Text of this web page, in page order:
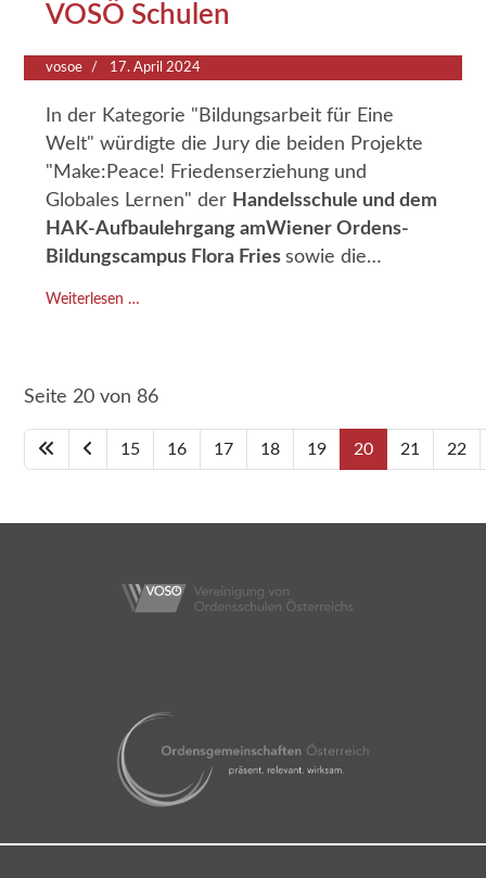
VOSÖ Schulen
vosoe 17. April 2024
In der Kategorie "Bildungsarbeit für Eine
Welt" würdigte die Jury die beiden Projekte
"Make:Peace! Friedenserziehung und
Globales Lernen" der Handelsschule und dem
HAK-Aufbaulehrgang amWiener Ordens-
Bildungscampus Flora Friessowie die
Weiterlesen …
Seite 20 von 86
15 16 17 18 19 20 21 22